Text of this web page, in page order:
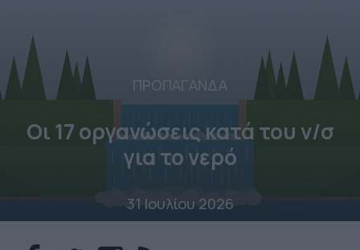
ΠΡΟΠΑΓΑΝΔΑ
Οι 17 οργανώσεις κατά του ν/σ
για το νερό
31 Ιουλίου 2026